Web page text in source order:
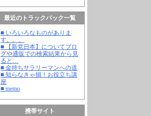
最近のトラックバック一覧
■ いろいろなものがありま
す。。。
■ 【新党日本】についてブロ
グや通販での検索結果から見
ると…
■ 金持ちサラリーマンへの道
■ 知らなきゃ損！お役立ち講
座
■ memo
携帯サイト